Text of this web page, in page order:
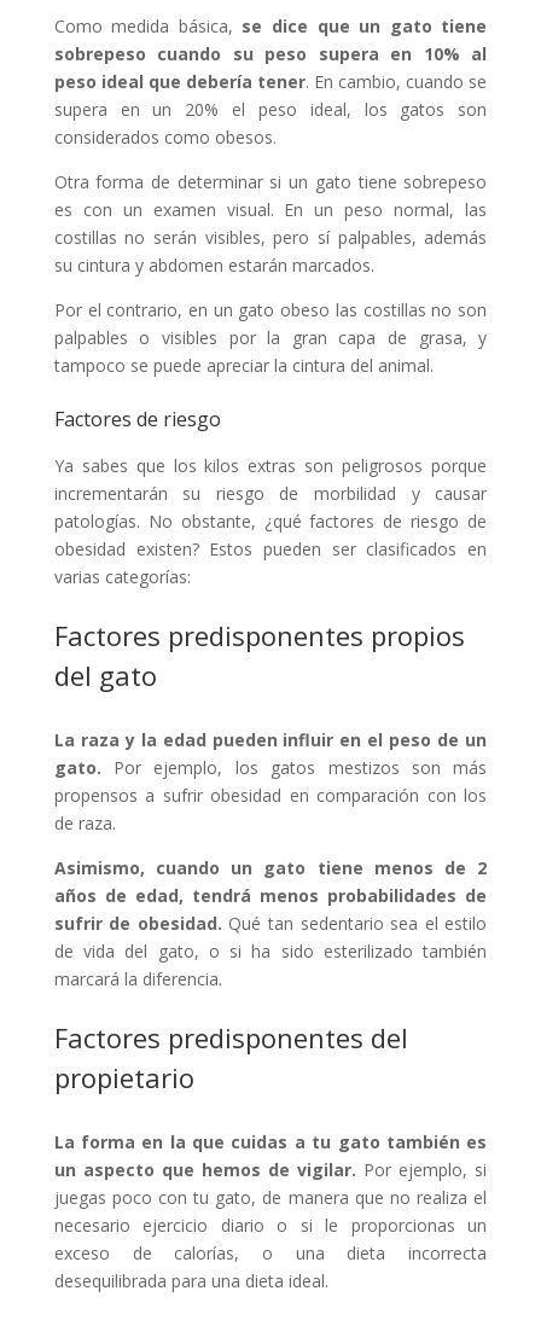
Como medida básica, se dice que un gato tiene
sobrepeso cuando su peso supera en 10% al
peso ideal que debería tener. En cambio, cuando se
supera en un 20% el peso ideal, los gatos son
considerados como obesos.
Otra forma de determinar si un gato tiene sobrepeso
es con un examen visual. En un peso normal, las
costillas no serán visibles, pero sí palpables, además
su cintura y abdomen estarán marcados.
Por el contrario, en un gato obeso las costillas no son
palpables o visibles por la gran capa de grasa, y
tampoco se puede apreciar la cintura del animal.
Factores de riesgo
Ya sabes que los kilos extras son peligrosos porque
incrementarán su riesgo de morbilidad y causar
patologías. No obstante, ¿qué factores de riesgo de
obesidad existen? Estos pueden ser clasificados en
varias categorías:
Factores predisponentes propios
del gato
La raza y la edad pueden influir en el peso de un
gato. Por ejemplo, los gatos mestizos son más
propensos a sufrir obesidad en comparación con los
de raza.
Asimismo, cuando un gato tiene menos de 2
años de edad, tendrá menos probabilidades de
sufrir de obesidad. Qué tan sedentario sea el estilo
de vida del gato, o si ha sido esterilizado también
marcará la diferencia.
Factores predisponentes del
propietario
La forma en la que cuidas a tu gato también es
un aspecto que hemos de vigilar. Por ejemplo, si
juegas poco con tu gato, de manera que no realiza el
necesario ejercicio diario o si le proporcionas un
exceso de calorías, o una dieta incorrecta
desequilibrada para una dieta ideal.